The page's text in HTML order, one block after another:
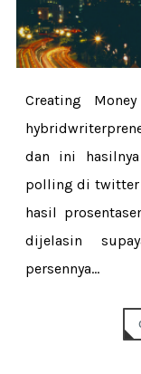
Creating
dan ini
polling di twitter
hasil
dijelasin
persennya...